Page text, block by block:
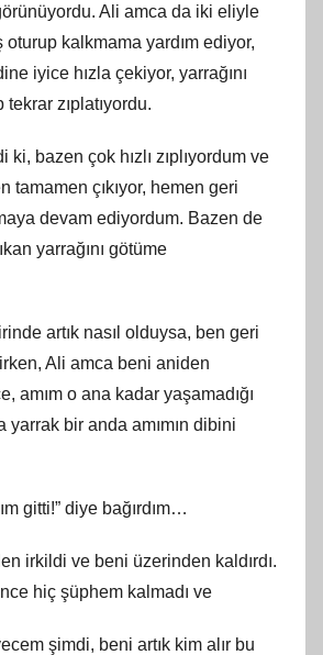
Ali amca da iki eliyle
oturup kalkmama yardım ediyor,
iyice hızla çekiyor, yarrağını
zıplatıyordu.
bazen çok hızlı zıplıyordum ve
tamamen çıkıyor, hemen geri
devam ediyordum. Bazen de
yarrağını götüme
artık nasıl olduysa, ben geri
Ali amca beni aniden
amım o ana kadar yaşamadığı
yarrak bir anda amımın dibini
gitti!” diye bağırdım…
irkildi ve beni üzerinden kaldırdı.
hiç şüphem kalmadı ve
şimdi, beni artık kim alır bu